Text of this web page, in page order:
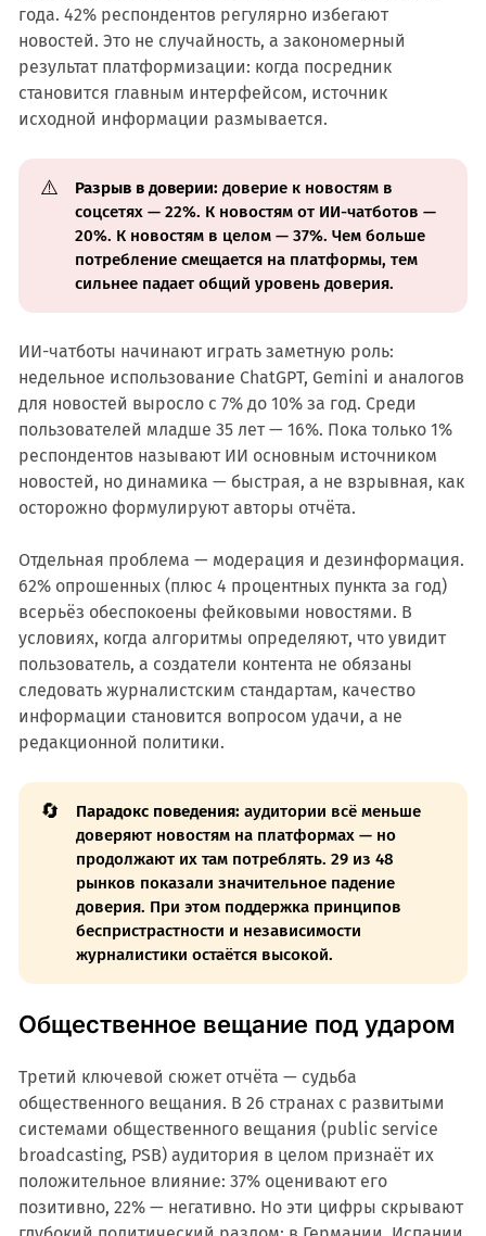
года. 42% респондентов регулярно избегают
новостей. Это не случайность, а закономерный
результат платформизации: когда посредник
становится главным интерфейсом, источник
исходной информации размывается.
⚠️ Разрыв в доверии: доверие к новостям в
соцсетях — 22%. К новостям от ИИ-чатботов —
20%. К новостям в целом — 37%. Чем больше
потребление смещается на платформы, тем
сильнее падает общий уровень доверия.
ИИ-чатботы начинают играть заметную роль:
недельное использование ChatGPT, Gemini и аналогов
для новостей выросло с 7% до 10% за год. Среди
пользователей младше 35 лет — 16%. Пока только 1%
респондентов называют ИИ основным источником
новостей, но динамика — быстрая, а не взрывная, как
осторожно формулируют авторы отчёта.
Отдельная проблема — модерация и дезинформация.
62% опрошенных (плюс 4 процентных пункта за год)
всерьёз обеспокоены фейковыми новостями. В
условиях, когда алгоритмы определяют, что увидит
пользователь, а создатели контента не обязаны
следовать журналистским стандартам, качество
информации становится вопросом удачи, а не
редакционной политики.
🔄 Парадокс поведения: аудитории всё меньше
доверяют новостям на платформах — но
продолжают их там потреблять. 29 из 48
рынков показали значительное падение
доверия. При этом поддержка принципов
беспристрастности и независимости
журналистики остаётся высокой.
Общественное вещание под ударом
Третий ключевой сюжет отчёта — судьба
общественного вещания. В 26 странах с развитыми
системами общественного вещания (public service
broadcasting, PSB) аудитория в целом признаёт их
положительное влияние: 37% оценивают его
позитивно, 22% — негативно. Но эти цифры скрывают